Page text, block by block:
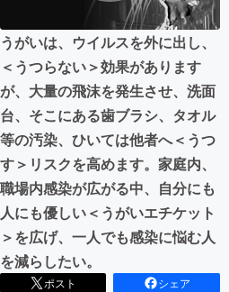
ビジネス・起業
まちづくり・地域活性化
CAMPFIRE for Social Good
CAMPFIREふるさと納税
うがいは、ウイルスを外に出し、
＜うつらない＞効果があります
が、大量の飛沫を発生させ、洗面
台、そこにある歯ブラシ、タオル
等の汚染、ひいては他者へ＜うつ
す＞リスクを高めます。家庭内、
職場内感染が広がる中、自分にも
人にも優しい＜うがいエチケット
＞を広げ、一人でも感染に悩む人
を減らしたい。
ポスト
シェア